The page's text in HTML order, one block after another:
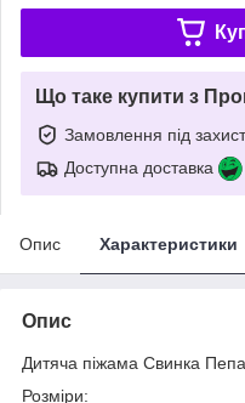
Що таке купити з
Замовлення під
Доступна доставка
Опис Характеристики
Опис
Дитяча піжама Свинка
Розміри: